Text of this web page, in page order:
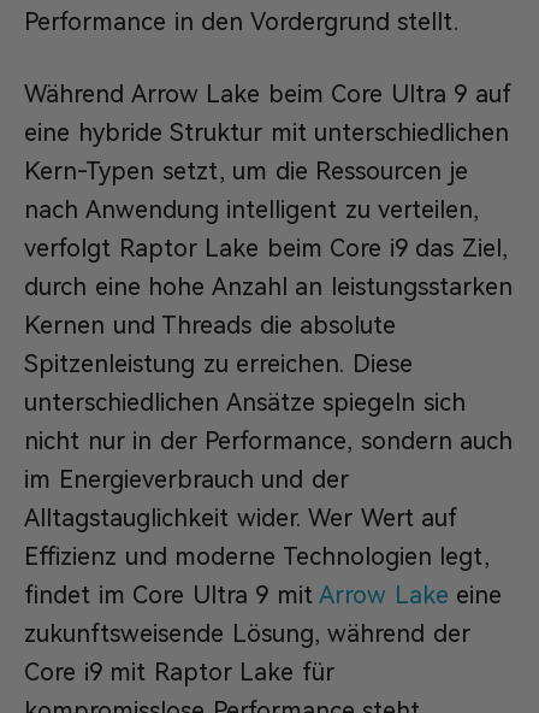
Performance in den Vordergrund stellt.
Während Arrow Lake beim Core Ultra 9 auf
eine hybride Struktur mit unterschiedlichen
Kern-Typen setzt, um die Ressourcen je
nach Anwendung intelligent zu verteilen,
verfolgt Raptor Lake beim Core i9 das Ziel,
durch eine hohe Anzahl an leistungsstarken
Kernen und Threads die absolute
Spitzenleistung zu erreichen. Diese
unterschiedlichen Ansätze spiegeln sich
nicht nur in der Performance, sondern auch
im Energieverbrauch und der
Alltagstauglichkeit wider. Wer Wert auf
Effizienz und moderne Technologien legt,
findet im Core Ultra 9 mit Arrow Lake eine
zukunftsweisende Lösung, während der
Core i9 mit Raptor Lake für